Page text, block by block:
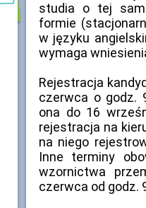
studia o tej
formie
w języku
wymaga
Rejestracja
czerwca o godz.
ona do 16
rejestracja na
na niego
Inne terminy
wzornictwa
czerwca od godz.